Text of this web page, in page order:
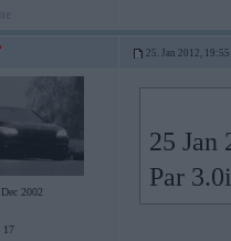
25. Jan 2012, 19:55
2002
17
25 Jan
Par